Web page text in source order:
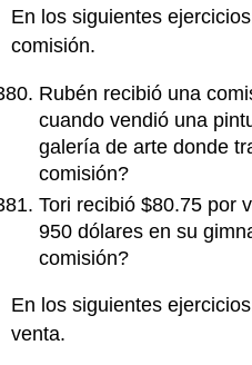
En los siguientes
comisión.
Rubén recibió una
cuando vendió una
galería de arte donde
comisión?
Tori recibió $80.75 por
950 dólares en su
comisión?
En los siguientes
venta.